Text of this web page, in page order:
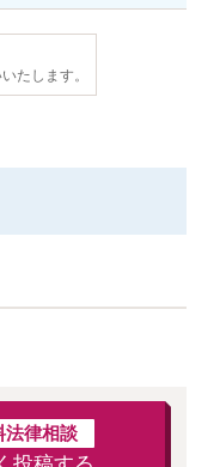
たします。
法律相談